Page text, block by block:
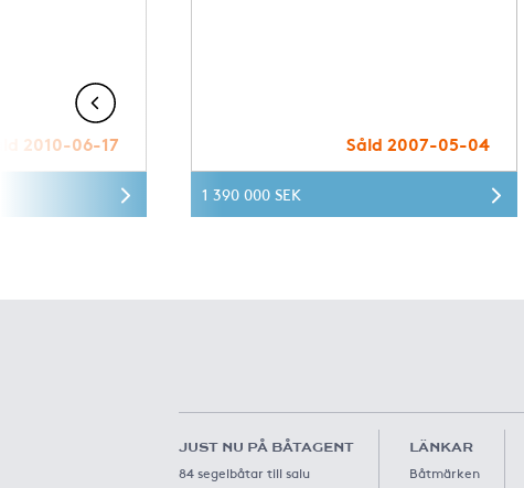
2010-06-17 Såld 2007-05-04
1 390 000 SEK
JUST NU PÅ BÅTAGENT
84 segelbåtar till salu
LÄNKAR
Båtmärken